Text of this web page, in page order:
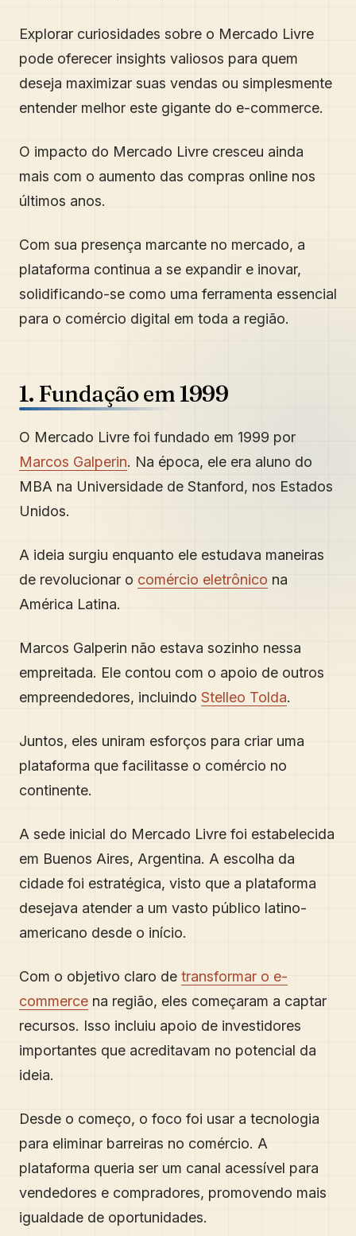
Explorar curiosidades sobre o Mercado Livre
pode oferecer insights valiosos para quem
deseja maximizar suas vendas ou simplesmente
entender melhor este gigante do e-commerce.
O impacto do Mercado Livre cresceu ainda
mais com o aumento das compras online nos
últimos anos.
Com sua presença marcante no mercado, a
plataforma continua a se expandir e inovar,
solidificando-se como uma ferramenta essencial
para o comércio digital em toda a região.
1. Fundação em 1999
O Mercado Livre foi fundado em 1999 por
Marcos Galperin. Na época, ele era aluno do
MBA na Universidade de Stanford, nos Estados
Unidos.
A ideia surgiu enquanto ele estudava maneiras
de revolucionar o comércio eletrônico na
América Latina.
Marcos Galperin não estava sozinho nessa
empreitada. Ele contou com o apoio de outros
empreendedores, incluindo Stelleo Tolda.
Juntos, eles uniram esforços para criar uma
plataforma que facilitasse o comércio no
continente.
A sede inicial do Mercado Livre foi estabelecida
em Buenos Aires, Argentina. A escolha da
cidade foi estratégica, visto que a plataforma
desejava atender a um vasto público latino-
americano desde o início.
Com o objetivo claro de transformar o e-
commerce na região, eles começaram a captar
recursos. Isso incluiu apoio de investidores
importantes que acreditavam no potencial da
ideia.
Desde o começo, o foco foi usar a tecnologia
para eliminar barreiras no comércio. A
plataforma queria ser um canal acessível para
vendedores e compradores, promovendo mais
igualdade de oportunidades.